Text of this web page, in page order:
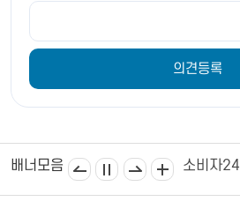
배너모음
상공회의소 김제시의회 소비자24